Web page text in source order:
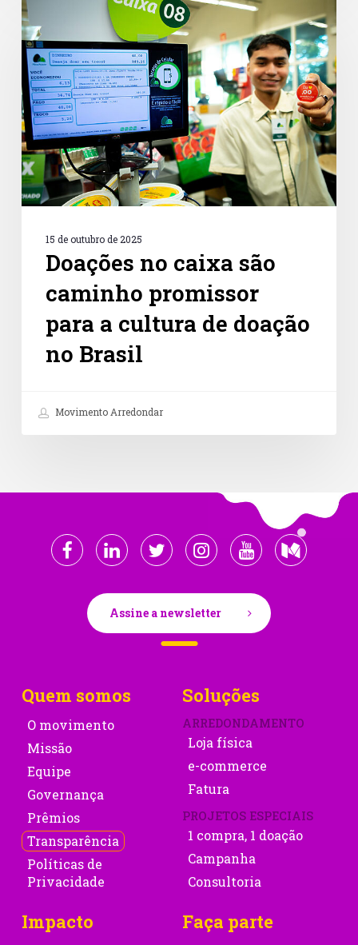
no
caixa
são
caminho
promissor
para
a
cultura
de
doação
no
15 de outubro de 2025
Doações no caixa são
caminho promissor
para a cultura de doação
no Brasil
Movimento Arredondar
Assine a newsletter
Quem somos
O movimento
Missão
Equipe
Governança
Prêmios
Transparência
Políticas de
Privacidade
Soluções
ARREDONDAMENTO
Loja física
e-commerce
Fatura
PROJETOS ESPECIAIS
1 compra, 1 doação
Campanha
Consultoria
Impacto Faça parte